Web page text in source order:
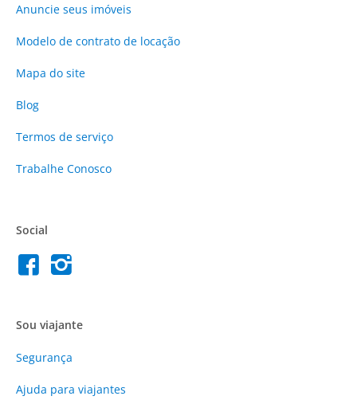
Anuncie seus imóveis
Modelo de contrato de locação
Mapa do site
Blog
Termos de serviço
Trabalhe Conosco
Social
Sou viajante
Segurança
Ajuda para viajantes